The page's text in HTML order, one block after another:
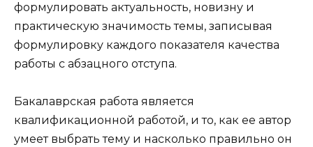
формулировать актуальность, новизну и
практическую значимость темы, записывая
формулировку каждого показателя качества
работы с абзацного отступа.
Бакалаврская работа является
квалификационной работой, и то, как ее автор
умеет выбрать тему и насколько правильно он